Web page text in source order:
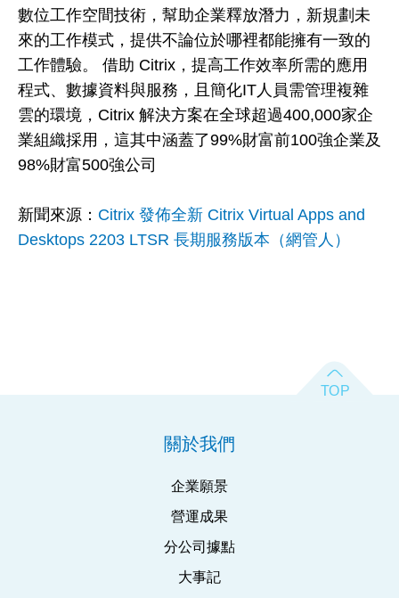
數位工作空間技術，幫助企業釋放潛力，新規劃未
來的工作模式，提供不論位於哪裡都能擁有一致的
工作體驗。 借助 Citrix，提高工作效率所需的應用
程式、數據資料與服務，且簡化IT人員需管理複雜
雲的環境，Citrix 解決方案在全球超過400,000家企
業組織採用，這其中涵蓋了99%財富前100強企業及
98%財富500強公司
新聞來源： Citrix 發佈全新 Citrix Virtual Apps and
Desktops 2203 LTSR 長期服務版本（網管人）
關於我們
企業願景
營運成果
分公司據點
大事記